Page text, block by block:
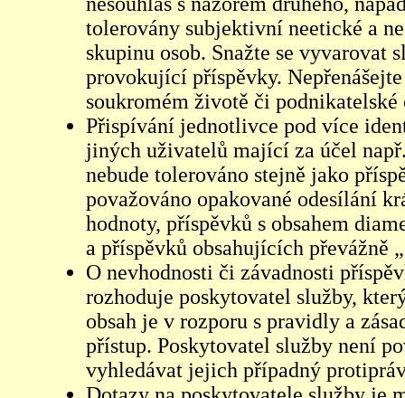
tolerovány subjektivní neetické a
skupinu osob. Snažte se vyvarovat
provokující příspěvky.
soukromém životě či podnikatelské
Přispívání jednotlivce pod více
jiných uživatelů mající za účel
nebude tolerováno stejně jako
považováno opakované odesílání
hodnoty, příspěvků s obsahem
a příspěvků obsahujících převážně
O nevhodnosti či závadnosti
rozhoduje poskytovatel služby,
obsah je v rozporu s pravidly a
přístup. Poskytovatel služby není
vyhledávat jejich případný